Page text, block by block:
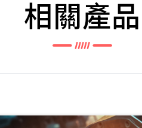
相關產品